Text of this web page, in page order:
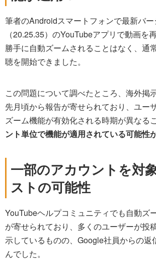
筆者のAndroidスマートフォンで最新バー
（20.25.35）のYouTubeアプリで動画を
勝手に自動ズームされることはなく、通
聴を開始できました。
この問題について調べたところ、海外掲
先月頃から報告が寄せられており、ユー
ズーム機能が有効化される時期が異なるこ
ント単位で機能が適用されている可能性
一部のアカウントを対
ストの可能性
YouTubeヘルプコミュニティでも自動ズ
が寄せられており、多くのユーザーが投
示しているものの、Google社員からの返
んでした。